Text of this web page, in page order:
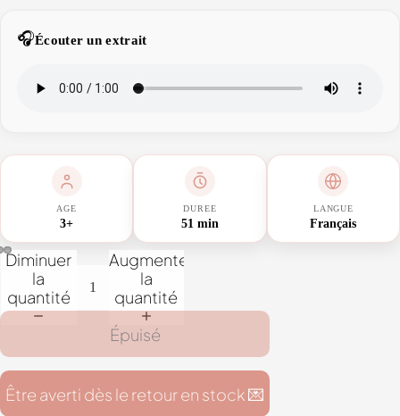
🎧Écouter un extrait
AGE
3+
DUREE
51 min
LANGUE
Français
Diminuer
la
quantité
Augmenter
la
quantité
Épuisé
Être averti dès le retour en stock 💌